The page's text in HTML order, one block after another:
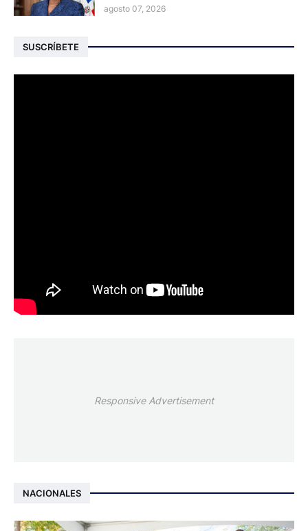
agosto 07, 2026
SUSCRÍBETE
Responsive Advertisement
NACIONALES